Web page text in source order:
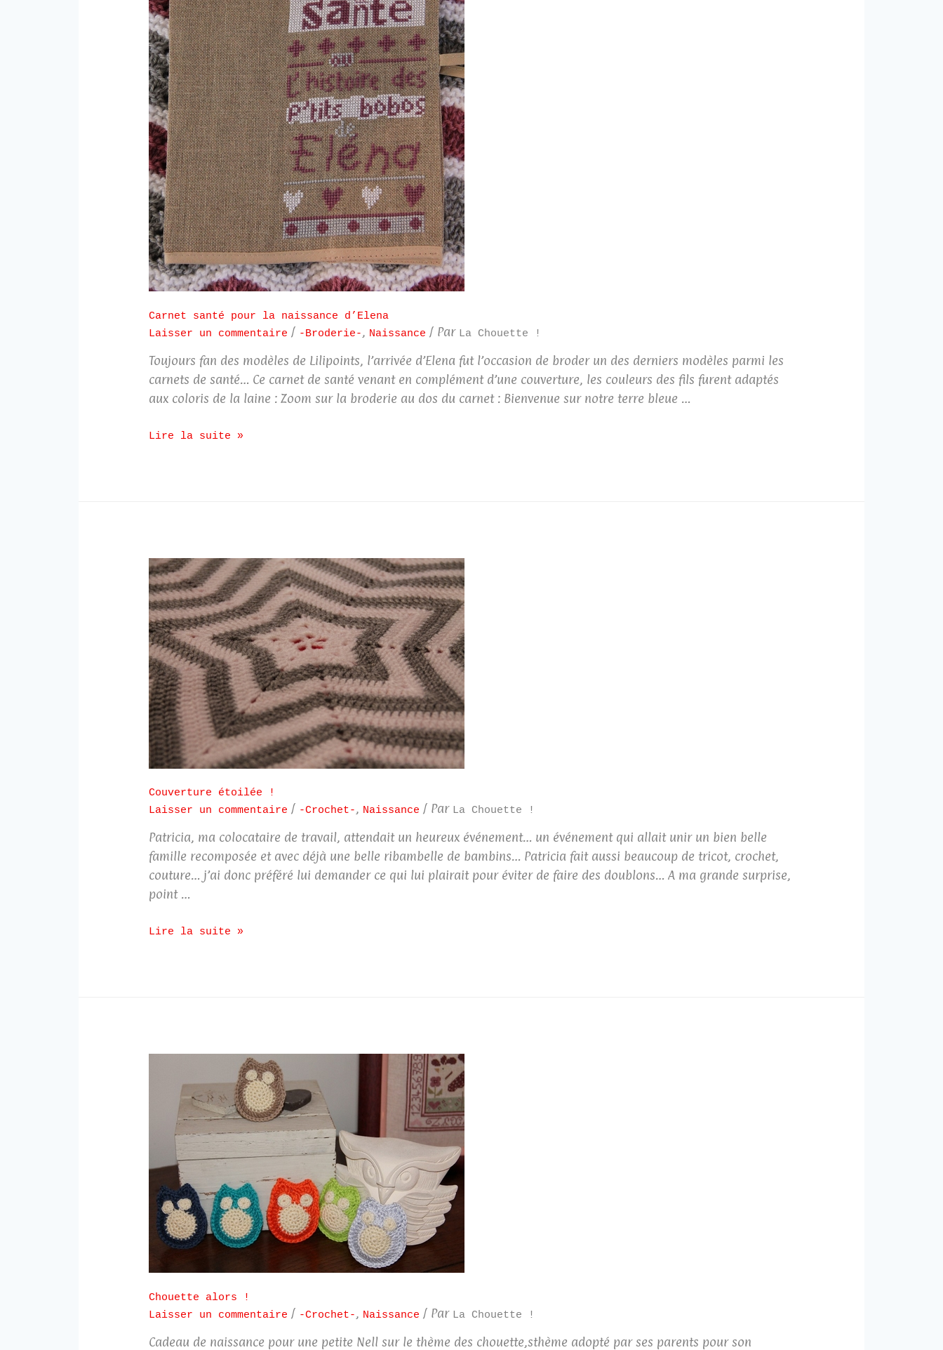
Carnet santé pour la naissance d’Elena
Laisser un commentaire / -Broderie-, Naissance / Par La Chouette !
Toujours fan des modèles de Lilipoints, l’arrivée d’Elena fut l’occasion de broder un des derniers modèles parmi les
carnets de santé… Ce carnet de santé venant en complément d’une couverture, les couleurs des fils furent adaptés
aux coloris de la laine : Zoom sur la broderie au dos du carnet : Bienvenue sur notre terre bleue …
Lire la suite »
Couverture étoilée !
Laisser un commentaire / -Crochet-, Naissance / Par La Chouette !
Patricia, ma colocataire de travail, attendait un heureux événement… un événement qui allait unir un bien belle
famille recomposée et avec déjà une belle ribambelle de bambins… Patricia fait aussi beaucoup de tricot, crochet,
couture… j’ai donc préféré lui demander ce qui lui plairait pour éviter de faire des doublons… A ma grande surprise,
point …
Lire la suite »
Chouette alors !
Laisser un commentaire / -Crochet-, Naissance / Par La Chouette !
Cadeau de naissance pour une petite Nell sur le thème des chouette,sthème adopté par ses parents pour son